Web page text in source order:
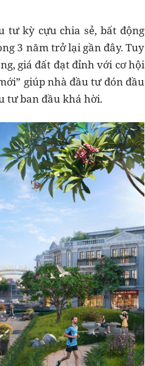
tư kỳ cựu chia sẻ, bất động
3 năm trở lại gần đây. Tuy
giá đất đạt đỉnh với cơ hội
giúp nhà đầu tư đón đầu
tư ban đầu khá hời.